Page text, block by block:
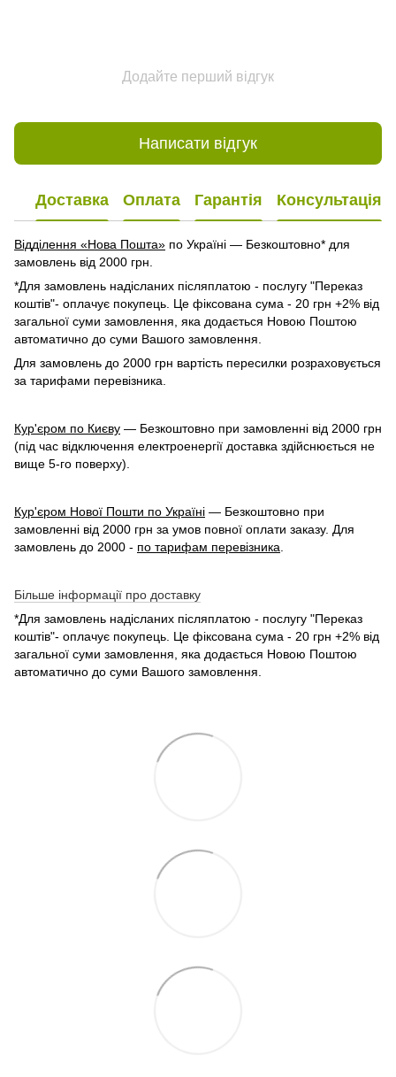
Додайте перший відгук
Написати відгук
Доставка Оплата Гарантія Консультація
Відділення «Нова Пошта» по Україні — Безкоштовно* для
замовлень від 2000 грн.
*Для замовлень надісланих післяплатою - послугу "Переказ
коштів"- оплачує покупець. Це фіксована сума - 20 грн +2% від
загальної суми замовлення, яка додається Новою Поштою
автоматично до суми Вашого замовлення.
Для замовлень до 2000 грн вартість пересилки розраховується
за тарифами перевізника.
Кур'єром по Києву — Безкоштовно при замовленні від 2000 грн
(під час відключення електроенергії доставка здійснюється не
вище 5-го поверху).
Кур'єром Нової Пошти по Україні — Безкоштовно при
замовленні від 2000 грн за умов повної оплати заказу. Для
замовлень до 2000 - по тарифам перевізника.
Більше інформації про доставку
*Для замовлень надісланих післяплатою - послугу "Переказ
коштів"- оплачує покупець. Це фіксована сума - 20 грн +2% від
загальної суми замовлення, яка додається Новою Поштою
автоматично до суми Вашого замовлення.